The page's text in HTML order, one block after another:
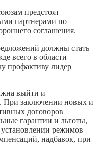
предстоят
партнерами по
соглашения.
должны стать
всего в области
профактиву лидер
выйти и
При заключении новых и
договоров
гарантии и льготы,
режимов
надбавок, при